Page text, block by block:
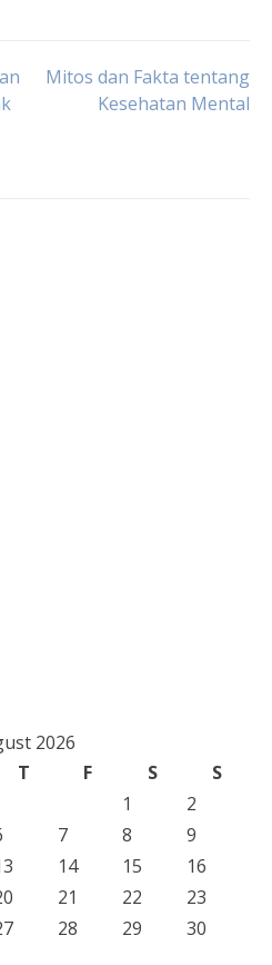
Mitos dan Fakta tentang
Kesehatan Mental
2026
T F S
S
1
2
7 8
9
14 15
16
21 22
23
28 29
30